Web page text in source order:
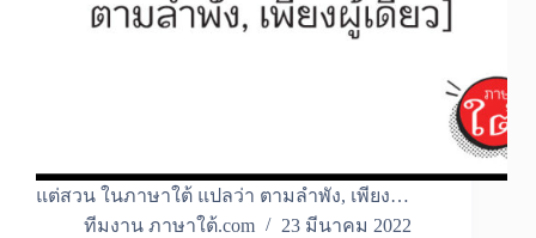
แต่สวน ในภาษาใต้ แปลว่า ตามลำพัง, เพียง…
ทีมงาน ภาษาใต้.com
23 มีนาคม 2022